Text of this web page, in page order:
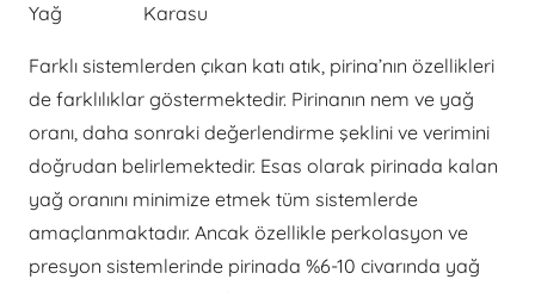
Yağ Karasu
Farklı sistemlerden çıkan katı atık, pirina’nın özellikleri
de farklılıklar göstermektedir. Pirinanın nem ve yağ
oranı, daha sonraki değerlendirme şeklini ve verimini
doğrudan belirlemektedir. Esas olarak pirinada kalan
yağ oranını minimize etmek tüm sistemlerde
amaçlanmaktadır. Ancak özellikle perkolasyon ve
presyon sistemlerinde pirinada %6-10 civarında yağ